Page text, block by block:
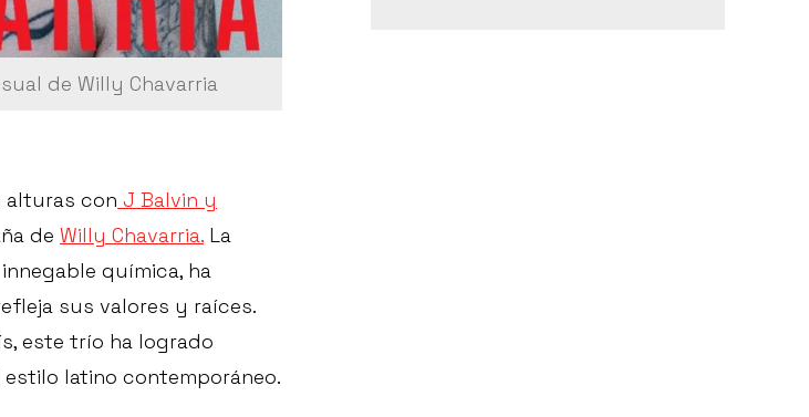
de Willy Chavarria
alturas con J Balvin y
de Willy Chavarria. La
química, ha
sus valores y raíces.
este trío ha logrado
latino contemporáneo.